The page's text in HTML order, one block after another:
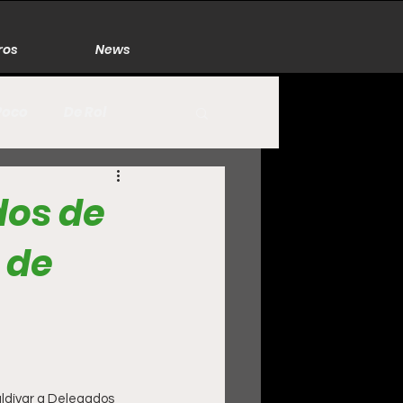
News
Naturaleza
Zacatecas
de
a Delegados